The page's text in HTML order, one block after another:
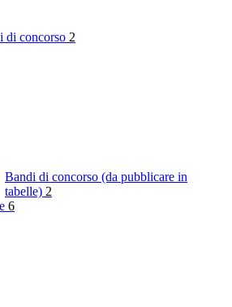
di concorso 2
Bandi di concorso (da pubblicare in
tabelle) 2
6